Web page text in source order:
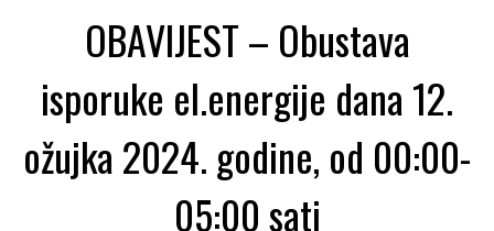
OBAVIJEST – Obustava
isporuke el.energije dana 12.
ožujka 2024. godine, od 00:00-
05:00 sati